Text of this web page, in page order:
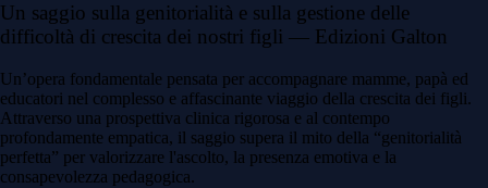
Un saggio sulla genitorialità e sulla gestione delle
difficoltà di crescita dei nostri figli — Edizioni Galton
Un’opera fondamentale pensata per accompagnare mamme, papà ed
educatori nel complesso e affascinante viaggio della crescita dei figli.
Attraverso una prospettiva clinica rigorosa e al contempo
profondamente empatica, il saggio supera il mito della “genitorialità
perfetta” per valorizzare l'ascolto, la presenza emotiva e la
consapevolezza pedagogica.